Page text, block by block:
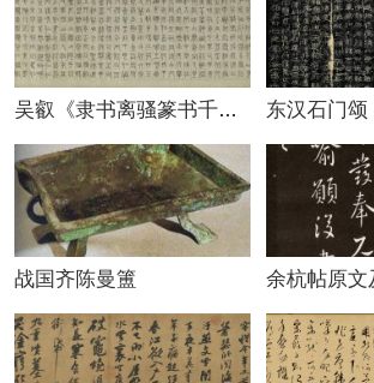
吴叡《隶书离骚篆书千字文》卷 东汉石门颂
战国齐陈曼簠